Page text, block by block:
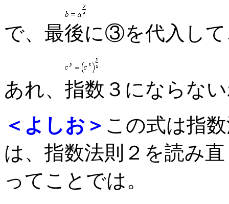
で、最後に③を代入し
あれ、指数３にならな
＜よしお＞ この式は指
は、指数法則２を読み
ってことでは。